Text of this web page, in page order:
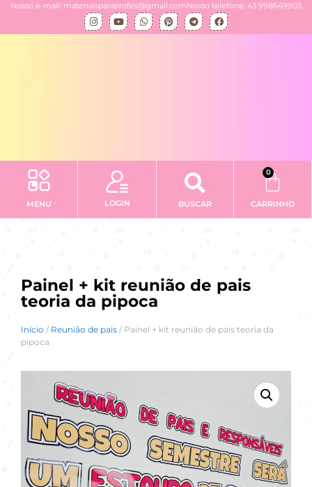
Nosso e-mail: materiaisparaprofes@gmail.comNosso telefone: 43 998649903
MENU LOGIN BUSCAR
0
CARRINHO
Painel + kit reunião de pais
teoria da pipoca
Início / Reunião de pais / Painel + kit reunião de pais teoria da
pipoca